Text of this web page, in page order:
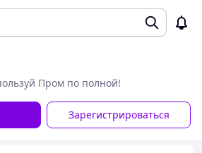
Пром по полной!
Зарегистрироваться